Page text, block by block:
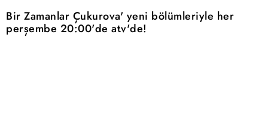
Bir Zamanlar Çukurova' yeni bölümleriyle her
perşembe 20:00'de atv'de!